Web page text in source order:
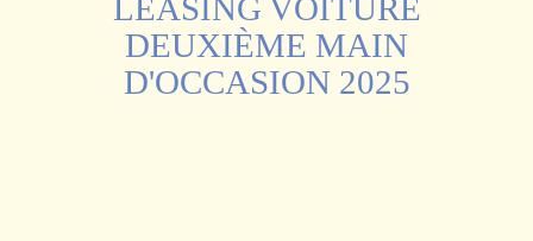
LEASING VOITURE
DEUXIÈME MAIN
D'OCCASION 2025